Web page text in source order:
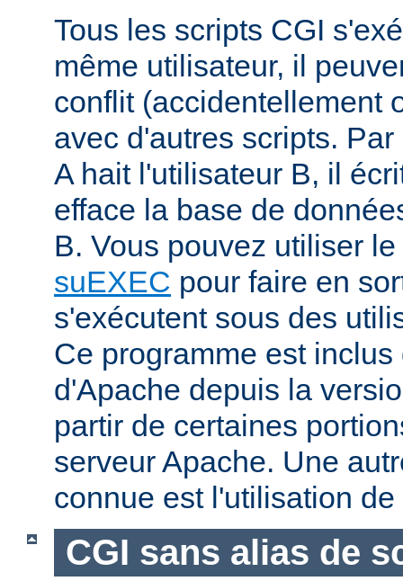
Tous les scripts CGI
même utilisateur, il
conflit (accidentellement
avec d'autres scripts.
A hait l'utilisateur B, il
efface la base de
B. Vous pouvez utiliser
suEXEC pour faire en
s'exécutent sous des
Ce programme est
d'Apache depuis la
partir de certaines
serveur Apache. Une
connue est l'utilisation de
CGI sans alias de